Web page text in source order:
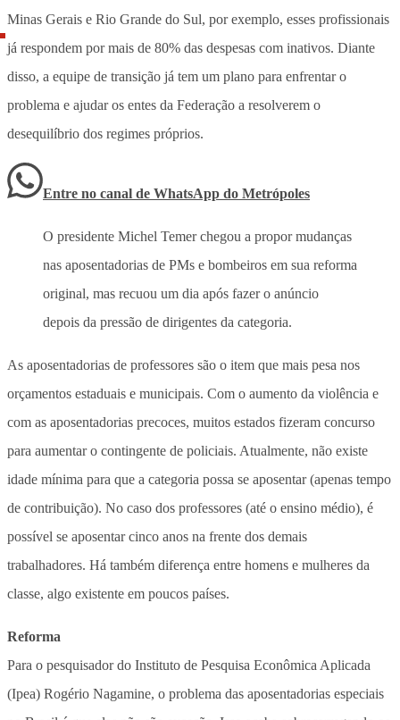
Minas Gerais e Rio Grande do Sul, por exemplo, esses profissionais
já respondem por mais de 80% das despesas com inativos. Diante
disso, a equipe de transição já tem um plano para enfrentar o
problema e ajudar os entes da Federação a resolverem o
desequilíbrio dos regimes próprios.
Entre no canal de WhatsApp do Metrópoles
O presidente Michel Temer chegou a propor mudanças
nas aposentadorias de PMs e bombeiros em sua reforma
original, mas recuou um dia após fazer o anúncio
depois da pressão de dirigentes da categoria.
As aposentadorias de professores são o item que mais pesa nos
orçamentos estaduais e municipais. Com o aumento da violência e
com as aposentadorias precoces, muitos estados fizeram concurso
para aumentar o contingente de policiais. Atualmente, não existe
idade mínima para que a categoria possa se aposentar (apenas tempo
de contribuição). No caso dos professores (até o ensino médio), é
possível se aposentar cinco anos na frente dos demais
trabalhadores. Há também diferença entre homens e mulheres da
classe, algo existente em poucos países.
Reforma
Para o pesquisador do Instituto de Pesquisa Econômica Aplicada
(Ipea) Rogério Nagamine, o problema das aposentadorias especiais